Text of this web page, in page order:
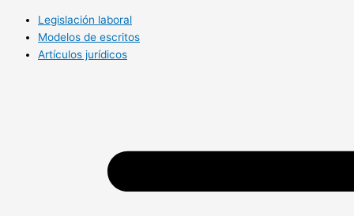
Legislación laboral
Modelos de escritos
Artículos jurídicos